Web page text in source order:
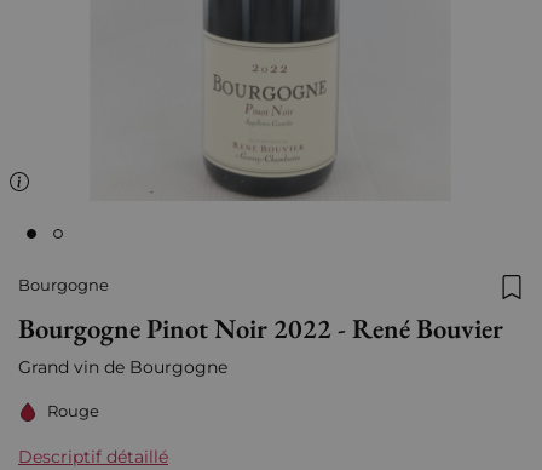
Bourgogne
Bourgogne Pinot Noir 2022 - René Bouvier
Grand vin de Bourgogne
Rouge
Descriptif détaillé